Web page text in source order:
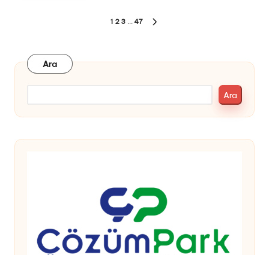
1 2 3 … 47
Ara
Ara